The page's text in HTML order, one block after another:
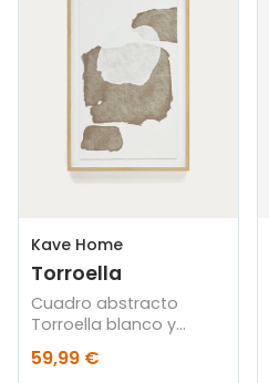
Kave Home
Torroella
Cuadro abstracto
Torroella blanco y
59,99 €